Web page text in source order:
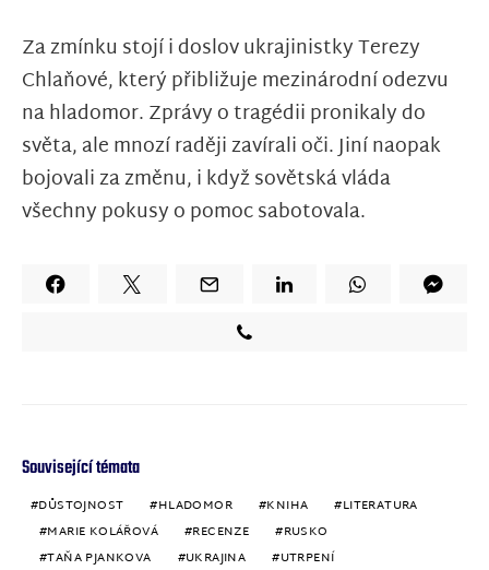
Za zmínku stojí i doslov ukrajinistky Terezy
Chlaňové, který přibližuje mezinárodní odezvu
na hladomor. Zprávy o tragédii pronikaly do
světa, ale mnozí raději zavírali oči. Jiní naopak
bojovali za změnu, i když sovětská vláda
všechny pokusy o pomoc sabotovala.
Související témata
DŮSTOJNOST HLADOMOR KNIHA
LITERATURA
MARIE KOLÁŘOVÁ
RECENZE
RUSKO
TAŇA PJANKOVA
UKRAJINA UTRPENÍ